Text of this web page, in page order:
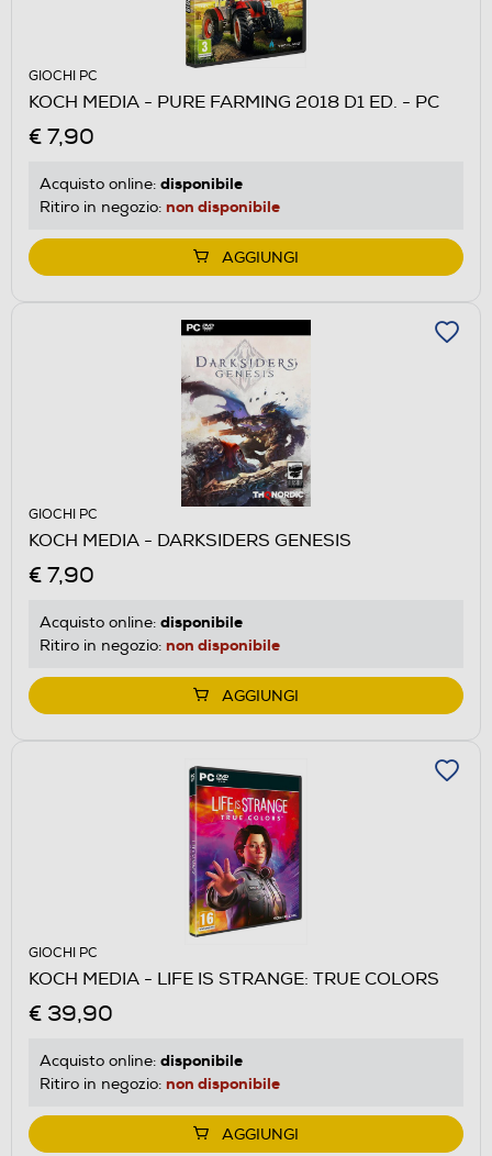
GIOCHI PC
KOCH MEDIA - PURE FARMING 2018 D1 ED. - PC
€ 7,90
Acquisto online: disponibile
Ritiro in negozio: non disponibile
AGGIUNGI
GIOCHI PC
KOCH MEDIA - DARKSIDERS GENESIS
€ 7,90
Acquisto online: disponibile
Ritiro in negozio: non disponibile
AGGIUNGI
GIOCHI PC
KOCH MEDIA - LIFE IS STRANGE: TRUE COLORS
€ 39,90
Acquisto online: disponibile
Ritiro in negozio: non disponibile
AGGIUNGI